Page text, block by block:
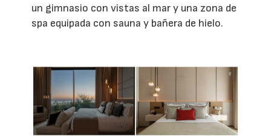
un gimnasio con vistas al mar y una zona de
spa equipada con sauna y bañera de hielo.